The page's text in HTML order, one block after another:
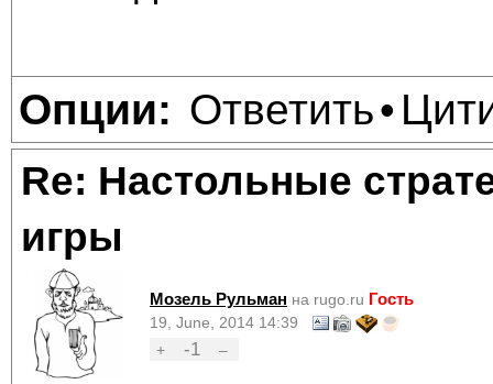
Опции: Ответить•
Re: Настольные
игры
Мозель Рульман на rugo.ru Гость
19, June, 2014 14:39
+
-1 –